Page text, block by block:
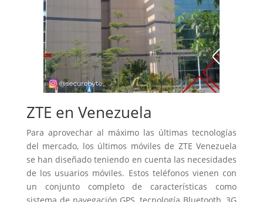
ZTE en Venezuela
Para aprovechar al máximo las últimas tecnologías
del mercado, los últimos móviles de ZTE Venezuela
se han diseñado teniendo en cuenta las necesidades
de los usuarios móviles. Estos teléfonos vienen con
un conjunto completo de características como